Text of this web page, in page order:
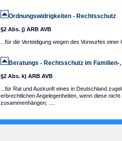
Ordnungswidrigkeiten - Rechtsschutz
§2 Abs. j) ARB AVB
...für die Verteidigung wegen des Vorwurfes
Beratungs - Rechtsschutz im
§2 Abs. k) ARB AVB
...für Rat und Auskunft eines in Deutschland
erbrechtlichen Angelegenheiten, wenn diese
zusammenhängen; ....